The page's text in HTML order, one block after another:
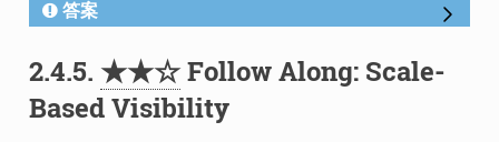
答案
2.4.5. ★★☆Follow Along: Scale-
Based Visibility